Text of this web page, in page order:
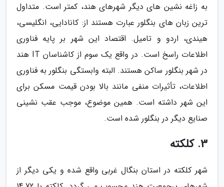
به زاغه نشین های دیگر شهرهای هند، کمتر است. متداول
ترین زبان های بنگلور عبارت هستند از: کانادایی، انگلیسی،
هیندی، اردو و تامیل. اقتصاد این شهر بر پایه فناوری
اطلاعات راسخ است. در واقع یک سوم از کاشناسان IT هند
در شهر بنگلور ساکن هستند. البته وابستگی بنگلور به فناوری
اطلاعات، تأثیرات منفی مانند بالا بودن قیمت مسکن برای
این شهر داشته است. همین موضوع، موجب عقب نشینی
صنایع دیگر در بنگلور شده است.
3. کلکته
شهر کلکته در استان بنگال غربی واقع شده و یکی دیگر از